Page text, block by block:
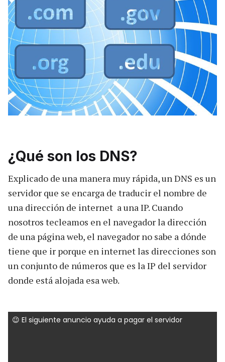
¿Qué son los DNS?
Explicado de una manera muy rápida, un DNS es un
servidor que se encarga de traducir el nombre de
una dirección de internet a una IP. Cuando
nosotros tecleamos en el navegador la dirección
de una página web, el navegador no sabe a dónde
tiene que ir porque en internet las direcciones son
un conjunto de números que es la IP del servidor
donde está alojada esa web.